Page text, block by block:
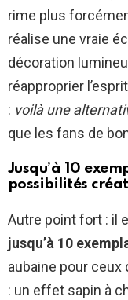
rime plus
réalise une vraie
décoration
réapproprier
: voilà une
que les fans de
Jusqu’à 10
possibilités
Autre point fort : il
jusqu’à 10
aubaine pour
: un effet sapin à